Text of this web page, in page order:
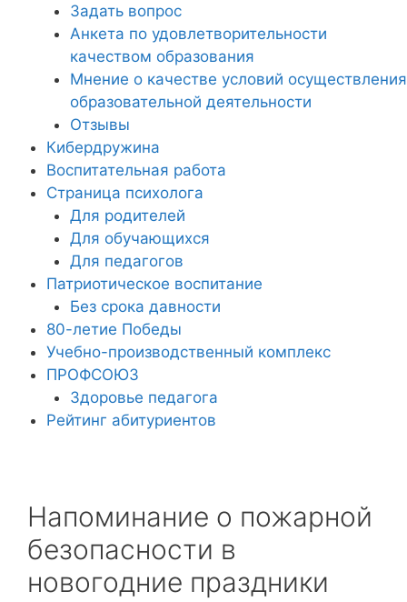
Задать вопрос
Анкета по удовлетворительности
качеством образования
Мнение о качестве условий осуществления
образовательной деятельности
Отзывы
Кибердружина
Воспитательная работа
Страница психолога
Для родителей
Для обучающихся
Для педагогов
Патриотическое воспитание
Без срока давности
80-летие Победы
Учебно-производственный комплекс
ПРОФСОЮЗ
Здоровье педагога
Рейтинг абитуриентов
Напоминание о пожарной
безопасности в
новогодние праздники